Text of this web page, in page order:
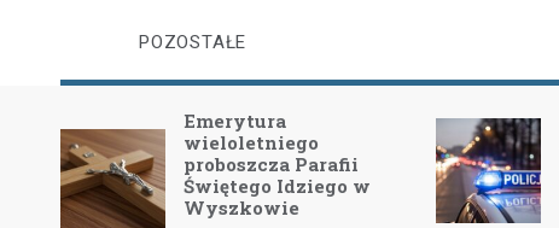
POZOSTAŁE
Emerytura
wieloletniego
proboszcza Parafii
Świętego Idziego w
Wyszkowie